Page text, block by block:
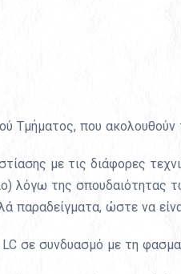
Τμήματος, που
με τις διάφορες
λόγω της σπουδαιότητας
ώστε να
σε συνδυασμό με τη